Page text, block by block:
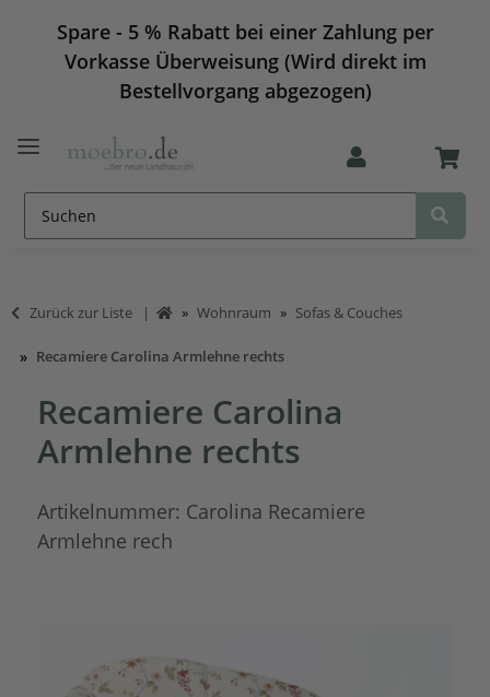
Spare - 5 % Rabatt bei einer Zahlung per
Vorkasse Überweisung (Wird direkt im
Bestellvorgang abgezogen)
Zurück zur Liste Wohnraum Sofas & Couches
Recamiere Carolina Armlehne rechts
Recamiere Carolina
Armlehne rechts
Artikelnummer: Carolina Recamiere
Armlehne rech